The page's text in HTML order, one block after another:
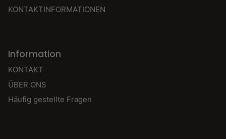
KONTAKTINFORMATIONEN
Information
KONTAKT
ÜBER ONS
Häufig gestellte Fragen